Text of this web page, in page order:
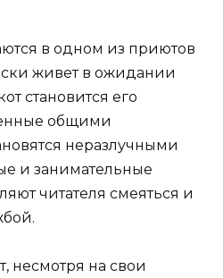
в одном из приютов
живет в ожидании
становится его
общими
неразлучными
и занимательные
читателя смеяться и
несмотря на свои